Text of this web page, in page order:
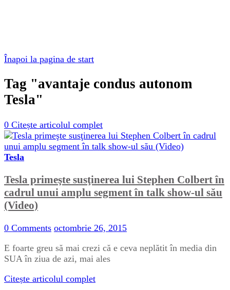
Înapoi la pagina de start
Tag "avantaje condus autonom
Tesla"
0 Citește articolul complet
Tesla
Tesla primeşte susţinerea lui Stephen Colbert în
cadrul unui amplu segment în talk show-ul său
(Video)
0 Comments octombrie 26, 2015
E foarte greu să mai crezi că e ceva neplătit în media din
SUA în ziua de azi, mai ales
Citește articolul complet